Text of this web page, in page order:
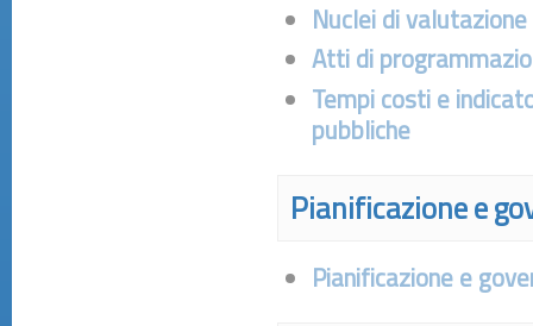
Nuclei di
Atti di
Tempi costi e
pubbliche
Pianificazione e
Pianificazione e